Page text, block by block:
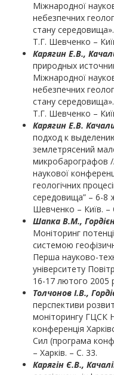
Міжнародної
небезпечних
стану
Т.Г. Шевченко –
Карягин Е.В.,
природных
Міжнародної
небезпечних
стану
Т.Г. Шевченко –
Карягин Е.В.
подход к
землетрясений
микробарографов
наукової
геологічних
середовища” – 6-8
Шевченко – Київ. –
Шапка В.М.,
Моніторинг
системою
Перша науково-
університету
16-17 лютого 2005
Толчонов І.В.,
перспективи
моніторингу ГЦСК
конференція
Сил (програма
– Харків. – С. 33.
Карягін Є.В.,